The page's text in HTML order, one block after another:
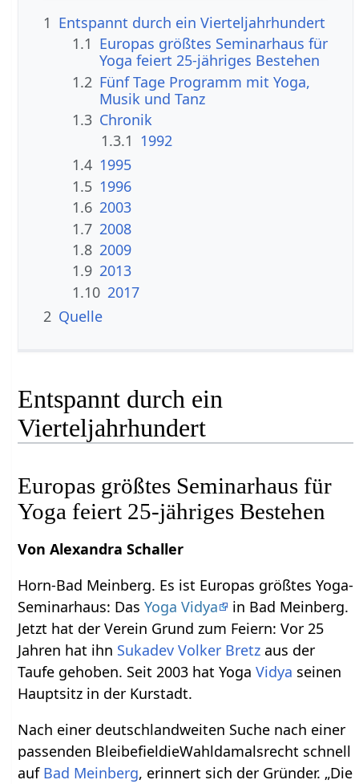
1 Entspannt durch ein Vierteljahrhundert
1.1 Europas größtes Seminarhaus für
Yoga feiert 25-jähriges Bestehen
1.2 Fünf Tage Programm mit Yoga,
Musik und Tanz
1.3 Chronik
1.3.1 1992
1.4 1995
1.5 1996
1.6 2003
1.7 2008
1.8 2009
1.9 2013
1.10 2017
2 Quelle
Entspannt durch ein
Vierteljahrhundert
Europas größtes Seminarhaus für
Yoga feiert 25-jähriges Bestehen
Von Alexandra Schaller
Horn-Bad Meinberg. Es ist Europas größtes Yoga-
Seminarhaus: DasYoga Vidya
in Bad Meinberg.
Jetzt hat der Verein Grund zum Feiern: Vor 25
Jahren hat ihn Sukadev Volker Bretz aus der
Taufe gehoben. Seit 2003 hat YogaVidya seinen
Hauptsitz in der Kurstadt.
Nach einer deutschlandweiten Suche nach einer
passenden BleibefieldieWahldamalsrecht schnell
auf Bad Meinberg, erinnert sich der Gründer. „Die